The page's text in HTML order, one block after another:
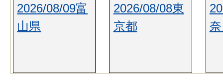
2026/08/09富
山県
2026/08/08東
京都